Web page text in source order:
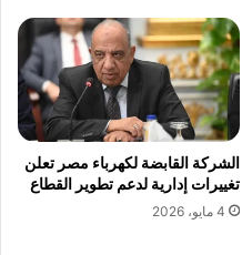
الشركة القابضة لكهرباء مصر تعلن
تغييرات إدارية لدعم تطوير القطاع
4 مايو، 2026